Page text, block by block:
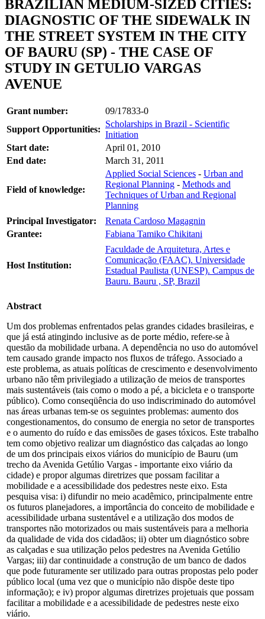
BRAZILIAN MEDIUM-SIZED CITIES:
DIAGNOSTIC OF THE SIDEWALK IN
THE STREET SYSTEM IN THE CITY
OF BAURU (SP) - THE CASE OF
STUDY IN GETULIO VARGAS
AVENUE
Grant number:
09/17833-0
Support Opportunities:
Scholarships in Brazil - Scientific
Initiation
Start date:
April 01, 2010
End date:
March 31, 2011
Field of knowledge:
Applied Social Sciences - Urban and
Regional Planning - Methods and
Techniques of Urban and Regional
Planning
Principal Investigator:
Renata Cardoso Magagnin
Grantee:
Fabiana Tamiko Chikitani
Host Institution:
Faculdade de Arquitetura, Artes e
Comunicação (FAAC). Universidade
Estadual Paulista (UNESP). Campus de
Bauru. Bauru , SP, Brazil
Abstract
Um dos problemas enfrentados pelas grandes cidades brasileiras, e
que já está atingindo inclusive as de porte médio, refere-se à
questão da mobilidade urbana. A dependência no uso do automóvel
tem causado grande impacto nos fluxos de tráfego. Associado a
este problema, as atuais políticas de crescimento e desenvolvimento
urbano não têm privilegiado a utilização de meios de transportes
mais sustentáveis (tais como o modo a pé, a bicicleta e o transporte
público). Como conseqüência do uso indiscriminado do automóvel
nas áreas urbanas tem-se os seguintes problemas: aumento dos
congestionamentos, do consumo de energia no setor de transportes
e o aumento do ruído e das emissões de gases tóxicos. Este trabalho
tem como objetivo realizar um diagnóstico das calçadas ao longo
de um dos principais eixos viários do município de Bauru (um
trecho da Avenida Getúlio Vargas - importante eixo viário da
cidade) e propor algumas diretrizes que possam facilitar a
mobilidade e a acessibilidade dos pedestres neste eixo. Esta
pesquisa visa: i) difundir no meio acadêmico, principalmente entre
os futuros planejadores, a importância do conceito de mobilidade e
acessibilidade urbana sustentável e a utilização dos modos de
transportes não motorizados ou mais sustentáveis para a melhoria
da qualidade de vida dos cidadãos; ii) obter um diagnóstico sobre
as calçadas e sua utilização pelos pedestres na Avenida Getúlio
Vargas; iii) dar continuidade a construção de um banco de dados
que pode futuramente ser utilizado para outras propostas pelo poder
público local (uma vez que o município não dispõe deste tipo
informação); e iv) propor algumas diretrizes projetuais que possam
facilitar a mobilidade e a acessibilidade de pedestres neste eixo
viário.